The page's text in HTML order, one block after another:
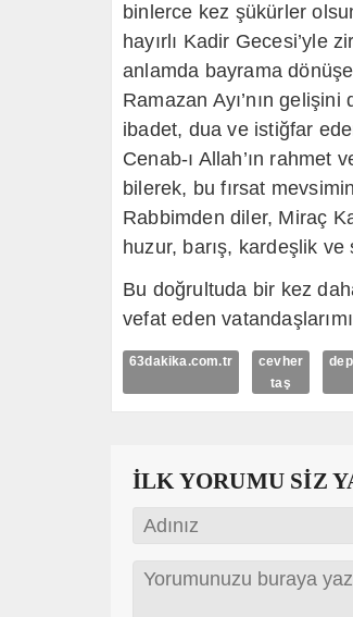
binlerce kez şükürler
hayırlı Kadir Gecesi’yle
anlamda bayrama
Ramazan Ayı’nın
ibadet, dua ve istiğfar
Cenab-ı Allah’ın rahmet
bilerek, bu fırsat
Rabbimden diler, Miraç
huzur, barış, kardeşlik
Bu doğrultuda bir kez
vefat eden
63dakika.com.tr
cevher
taş
İLK YORUMU SİZ